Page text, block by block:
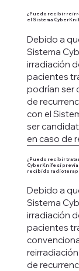
¿Puedo recibir
el Sistema
Debido a
Sistema
irradiación
pacientes
podrían ser
de
con el
ser
en caso de
¿Puedo recibir
CyberKnife si
recibido
Debido a
Sistema
irradiación
pacientes
de